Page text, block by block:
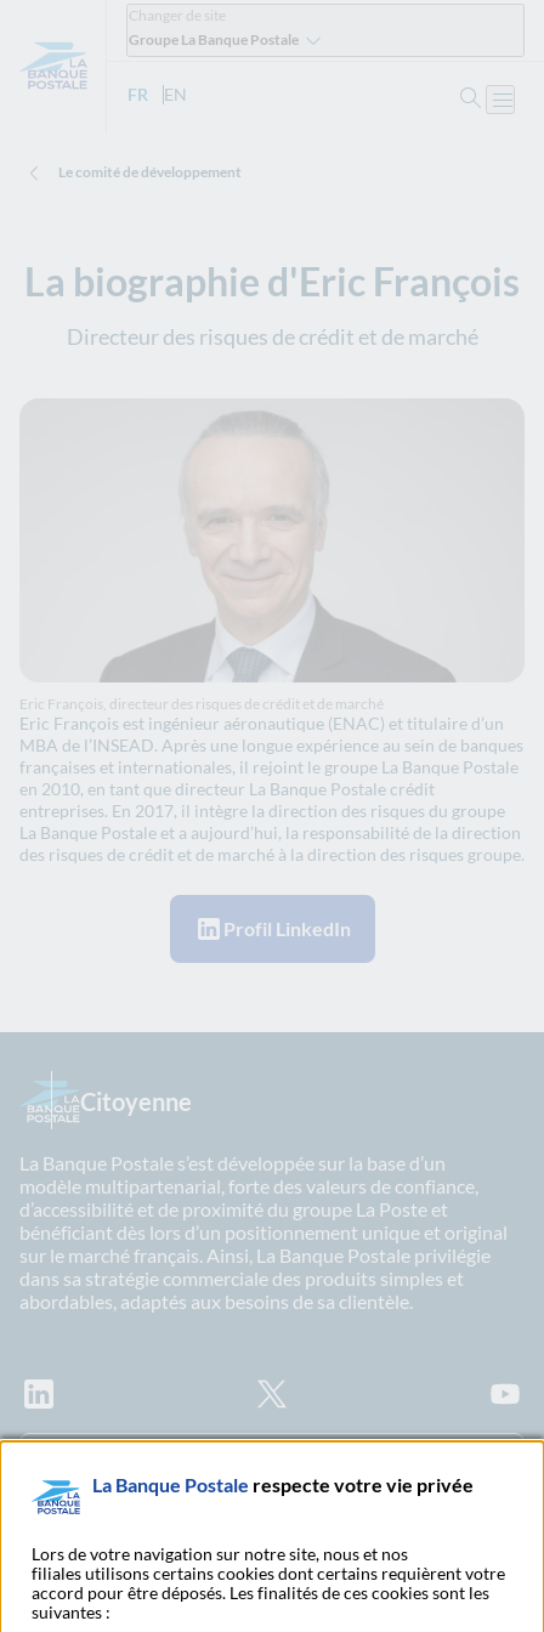
Changer de site
Groupe La Banque Postale
FR - Version française
EN
Le comité de développement
La biographie d'Eric François
Directeur des risques de crédit et de marché
Eric François, directeur des risques de crédit et de marché
Eric François est ingénieur aéronautique (ENAC) et titulaire d’un
MBA de l’INSEAD. Après une longue expérience au sein de banques
françaises et internationales, il rejoint le groupe La Banque Postale
en 2010, en tant que directeur La Banque Postale crédit
entreprises. En 2017, il intègre la direction des risques du groupe
La Banque Postale et a aujourd’hui, la responsabilité de la direction
des risques de crédit et de marché à la direction des risques groupe.
Profil LinkedIn
Citoyenne
La Banque Postale s’est développée sur la base d’un
modèle multipartenarial, forte des valeurs de confiance,
d’accessibilité et de proximité du groupe La Poste et
bénéficiant dès lors d’un positionnement unique et original
sur le marché français. Ainsi, La Banque Postale privilégie
dans sa stratégie commerciale des produits simples et
abordables, adaptés aux besoins de sa clientèle.
Citoyenne
Rechercher un bureau
de poste
S'abonner à toutes nos
La Banque Postale respecte votre vie privée
Lors de votre navigation sur notre site, nous et nos
filiales utilisons certains cookies dont certains requièrent votre
accord pour être déposés. Les finalités de ces cookies sont les
suivantes :